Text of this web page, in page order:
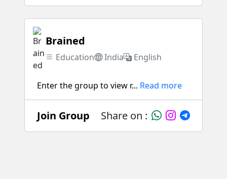
Brained
Education India English
Enter the group to view r... Read more
Join Group Share on :